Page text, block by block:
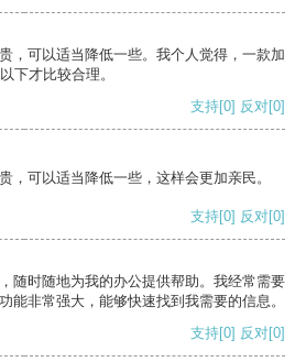
，可以适当降低一些。我个人觉得，一款加
下才比较合理。
支持[0] 反对[0]
，可以适当降低一些，这样会更加亲民。
支持[0] 反对[0]
随时随地为我的办公提供帮助。我经常需要
能非常强大，能够快速找到我需要的信息。
支持[0] 反对[0]